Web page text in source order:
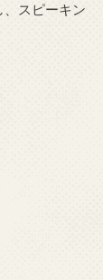
、スピーキン